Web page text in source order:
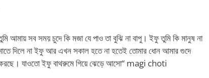
আমায় সব সময় চুদে কি মজা যে পাও তা বুঝি না বাপু। ইফু তুমি কি মানুষ না
দিলে না ইফু আর এখন সকাল হতে না হতেই তোমার ধোন আমার গুদে
করছে। যাওতো ইফু বাথরুমে গিয়ে ঝেড়ে আসো“ magi choti